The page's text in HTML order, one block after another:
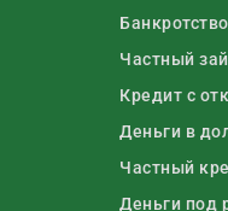
Банкротство
Частный
Кредит с
Деньги в
Частный
Деньги под